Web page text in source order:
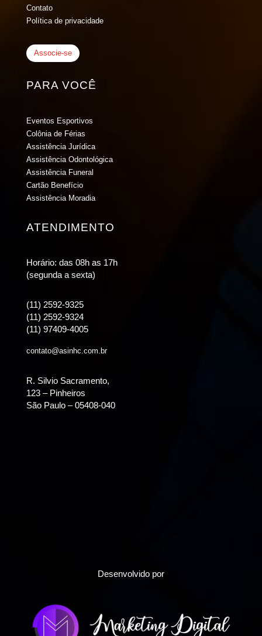
Contato
Política de privacidade
Associe-se
PARA VOCÊ
Eventos Esportivos
Colônia de Férias
Assistência Jurídica
Assistência Odontológica
Assistência Funeral
Cartão Benefício
Assistência Moradia
ATENDIMENTO
Horário: das 08h as 17h
(segunda a sexta)
(11) 2592-9325
(11) 2592-9324
(11) 97409-4005
contato@asinhc.com.br
R. Silvio Sacramento,
123 – Pinheiros
São Paulo – 05408-040
Desenvolvido por